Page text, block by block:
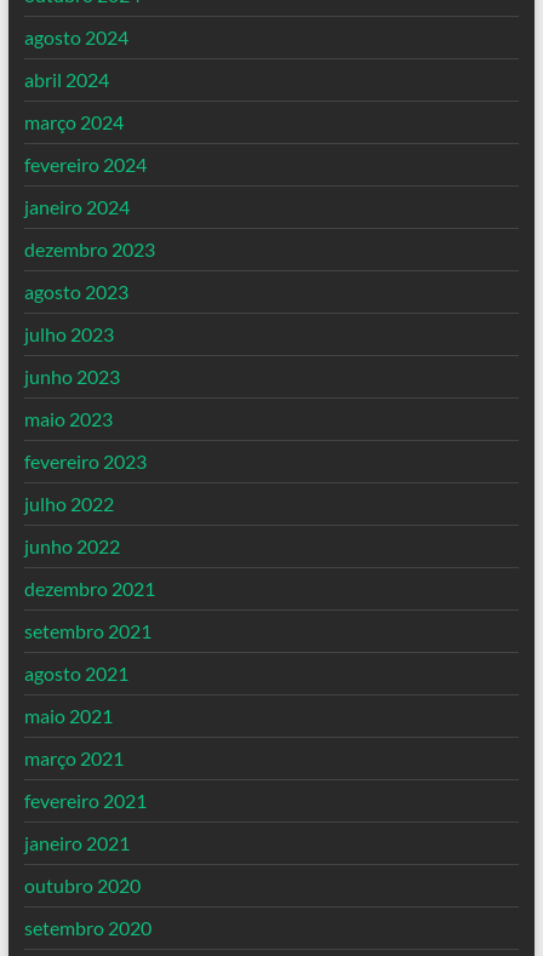
agosto 2024
abril 2024
março 2024
fevereiro 2024
janeiro 2024
dezembro 2023
agosto 2023
julho 2023
junho 2023
maio 2023
fevereiro 2023
julho 2022
junho 2022
dezembro 2021
setembro 2021
agosto 2021
maio 2021
março 2021
fevereiro 2021
janeiro 2021
outubro 2020
setembro 2020